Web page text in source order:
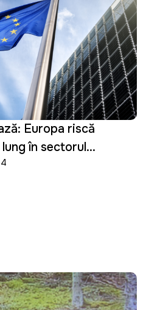
Europa riscă
în sectorul